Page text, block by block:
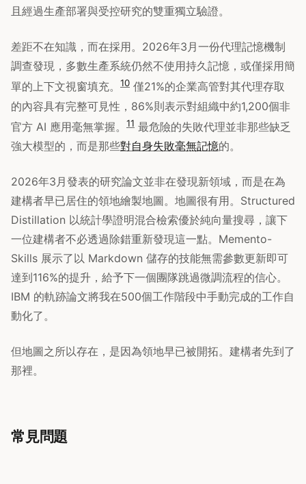
且經過生產部署與受控研究的雙重獨立驗證。
差距不在知識，而在採用。2026年3月一份代理記憶機制
調查發現，多數生產系統仍然不使用持久記憶，或僅採用簡
單的上下文視窗填充。
10 僅21%的企業高管對其代理存取
的內容具有完整可見性，86%則表示對組織中約1,200個非
官方 AI 應用毫無掌握。
11 最危險的失敗代理並非那些缺乏
強大模型的，而是那些對自身失敗毫無記憶的。
2026年3月發表的研究論文並非在發現新領域，而是在為
建構者早已居住的領地繪製地圖。地圖很有用。Structured
Distillation 以統計學證明混合檢索優於純向量搜尋，讓下
一位建構者不必透過除錯重新發現這一點。Memento-
Skills 展示了以 Markdown 儲存的技能無需參數更新即可
達到116%的提升，給予下一個團隊跳過微調流程的信心。
IBM 的軌跡論文將我在500個工作階段中手動完成的工作自
動化了。
但地圖之所以存在，是因為領地早已被開拓。建構者先到了
那裡。
常見問題